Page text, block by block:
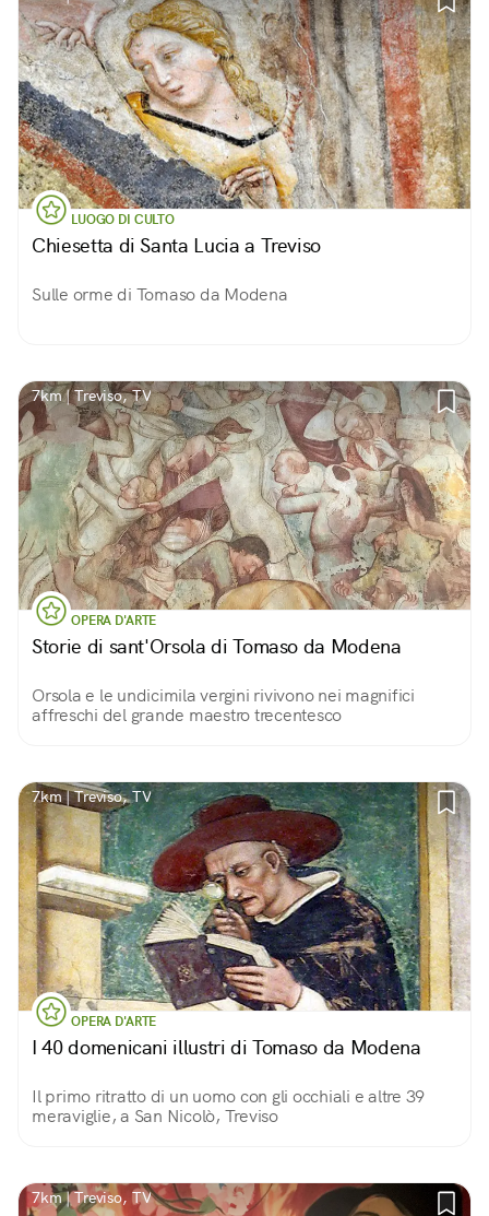
LUOGO DI CULTO
Chiesetta di Santa Lucia a Treviso
Sulle orme di Tomaso da Modena
7km | Treviso, TV
OPERA D'ARTE
Storie di sant'Orsola di Tomaso da Modena
Orsola e le undicimila vergini rivivono nei magnifici
affreschi del grande maestro trecentesco
7km | Treviso, TV
OPERA D'ARTE
I 40 domenicani illustri di Tomaso da Modena
Il primo ritratto di un uomo con gli occhiali e altre 39
meraviglie, a San Nicolò, Treviso
7km | Treviso, TV